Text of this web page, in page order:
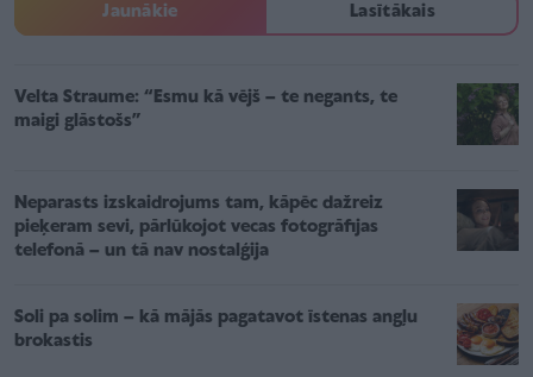
Jaunākie Lasītākais
Velta Straume: “Esmu kā vējš – te negants, te
maigi glāstošs”
Neparasts izskaidrojums tam, kāpēc dažreiz
pieķeram sevi, pārlūkojot vecas fotogrāfijas
telefonā – un tā nav nostalģija
Soli pa solim – kā mājās pagatavot īstenas angļu
brokastis